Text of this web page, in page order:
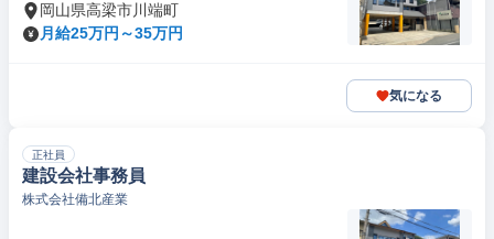
岡山県高梁市川端町
月給25万円～35万円
気になる
正社員
建設会社事務員
株式会社備北産業